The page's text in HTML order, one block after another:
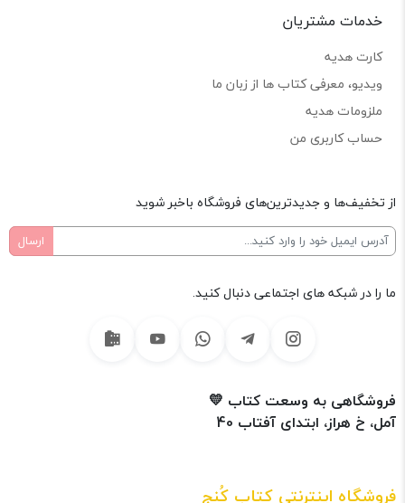
خدمات مشتریان
کارت هدیه
ویدیو، معرفی کتاب ها از زبان ما
ملزومات هدیه
حساب کاربری من
از تخفیف‌ها و جدیدترین‌های فروشگاه باخبر شوید
ما را در شبکه های اجتماعی دنبال کنید.
فروشگاهی به وسعت کتاب 💛
آمل، خ هراز، ابتدای آفتاب 40
فروشگاه اینترنتی کتاب کُنج